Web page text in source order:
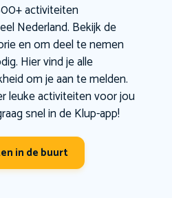
activiteiten
Nederland. Bekijk de
en om deel te nemen
Hier vind je alle
om je aan te melden.
leuke activiteiten voor jou
snel in de Klup-app!
in de buurt